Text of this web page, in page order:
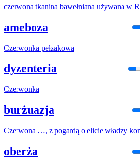
czerwona tkanina bawełniana używana w
ameboza
Czerwonka pełzakowa
dyzenteria
Czerwonka
burżuazja
Czerwona …, z pogardą o elicie władzy
oberża